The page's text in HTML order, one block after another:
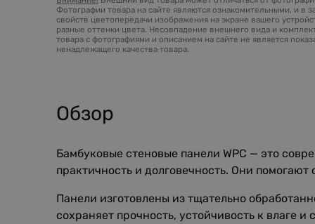
Фотографии товара на сайте являются ознакомительными, и в
свойств цветопередачи изображения на экране вашего
разные оттенки цвета. Несовпадение внешнего вида и
товара с фотографиями и описанием на сайте не является
ненадлежащего качества товара.
Обзор
Бамбуковые стеновые панели WPC — это
практичность и долговечность. Они
Панели изготовлены из тщательно
сохраняет прочность, устойчивость к влаге